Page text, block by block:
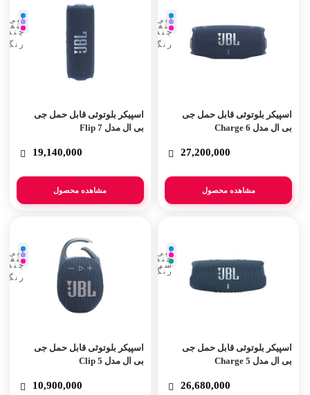
اسپیکر بلوتوثی قابل حمل جی
بی ال مدل Charge 6
27,200,000
مشاهده محصول
آبی
بنفش
چند
رنگ
اسپیکر بلوتوثی قابل حمل جی
بی ال مدل Flip 7
19,140,000
مشاهده محصول
آبی
چند
رنگ
اسپیکر بلوتوثی قابل حمل جی
بی ال مدل Charge 5
26,680,000
آبی
چند
رنگ
سبز
اسپیکر بلوتوثی قابل حمل جی
بی ال مدل Clip 5
10,900,000
آبی
چند
رنگ